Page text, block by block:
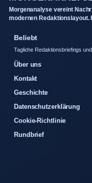
Morgenanalyse vereint
modernen
Beliebt
Tagliche Redaktionsbriefings
Über uns
Kontakt
Geschichte
Datenschutzerklärung
Cookie-Richtlinie
Rundbrief